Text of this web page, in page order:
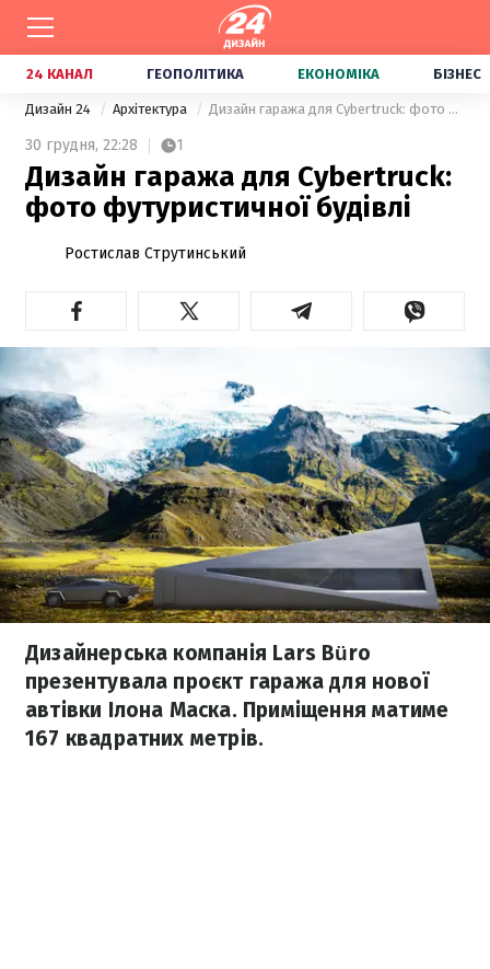
24 КАНАЛ ГЕОПОЛІТИКА ЕКОНОМІКА БІЗНЕС
Дизайн 24 Архітектура Дизайн гаража для Cybertruck: фото футуристичної будівлі
30 грудня, 22:28 1
Дизайн гаража для Cybertruck:
фото футуристичної будівлі
Ростислав Струтинський
Дизайнерська компанія Lars Büro
презентувала проєкт гаража для нової
автівки Ілона Маска. Приміщення матиме
167 квадратних метрів.